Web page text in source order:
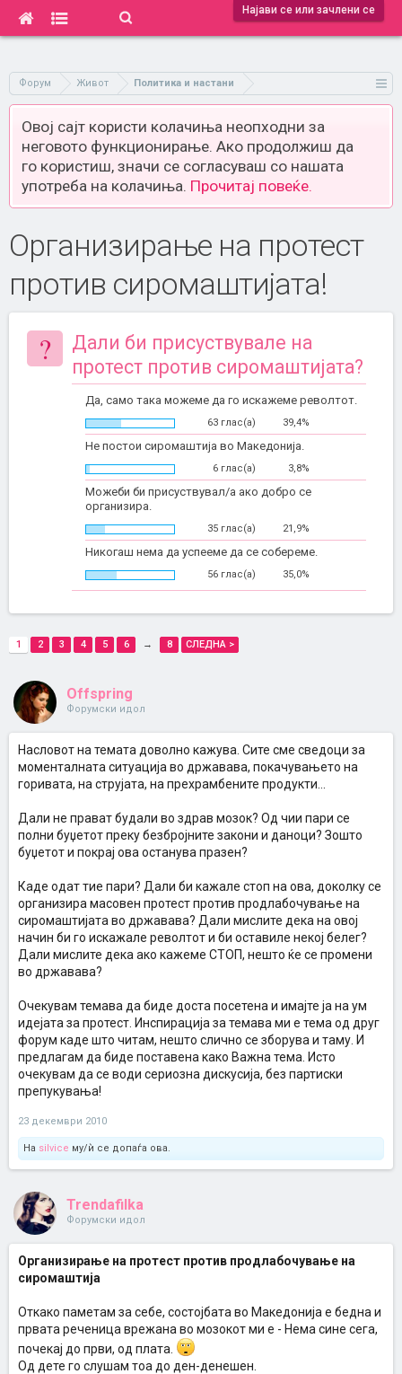
Најави се или зачлени се
Форум Живот Политика и настани
Овој сајт користи колачиња неопходни за
неговото функционирање. Ако продолжиш да
го користиш, значи се согласуваш со нашата
употреба на колачиња. Прочитај повеќе.
Организирање на протест
против сиромаштијата!
?
Дали би присуствувале на
протест против сиромаштијата?
Да, само така можеме да го искажеме револтот.
63 глас(а) 39,4%
Не постои сиромаштија во Македонија.
6 глас(а) 3,8%
Можеби би присуствувал/а ако добро се
организира.
35 глас(а) 21,9%
Никогаш нема да успееме да се собереме.
56 глас(а) 35,0%
1 2 3 4 5 6 → 8 СЛЕДНА >
Offspring
Форумски идол
Насловот на темата доволно кажува. Сите сме сведоци за
моменталната ситуација во државава, покачувањето на
горивата, на струјата, на прехрамбените продукти...
Дали не прават будали во здрав мозок? Од чии пари се
полни буџетот преку безбројните закони и даноци? Зошто
буџетот и покрај ова останува празен?
Каде одат тие пари? Дали би кажале стоп на ова, доколку се
организира масовен протест против продлабочување на
сиромаштијата во државава? Дали мислите дека на овој
начин би го искажале револтот и би оставиле некој белег?
Дали мислите дека ако кажеме СТОП, нешто ќе се промени
во државава?
Очекувам темава да биде доста посетена и имајте ја на ум
идејата за протест. Инспирација за темава ми е тема од друг
форум каде што читам, нешто слично се зборува и таму. И
предлагам да биде поставена како Важна тема. Исто
очекувам да се води сериозна дискусија, без партиски
препукувања!
23 декември 2010
На silvice му/ѝ се допаѓа ова.
Trendafilka
Форумски идол
Организирање на протест против продлабочување на
сиромаштија
Откако паметам за себе, состојбата во Македонија е бедна и
првата реченица врежана во мозокот ми е - Нема сине сега,
почекај до први, од плата.
Од дете го слушам тоа до ден-денешен.